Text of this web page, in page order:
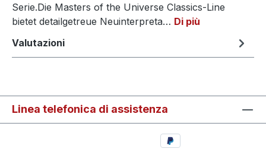
Serie.Die Masters of the Universe Classics-Line
bietet detailgetreue Neuinterpreta… Di più
Valutazioni
Linea telefonica di assistenza